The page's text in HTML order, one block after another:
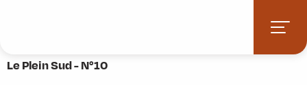
Le Plein Sud - N°10